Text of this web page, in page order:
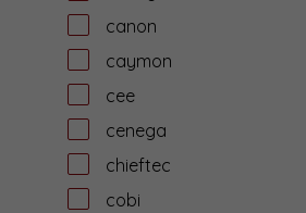
canon
caymon
cee
cenega
chieftec
cobi